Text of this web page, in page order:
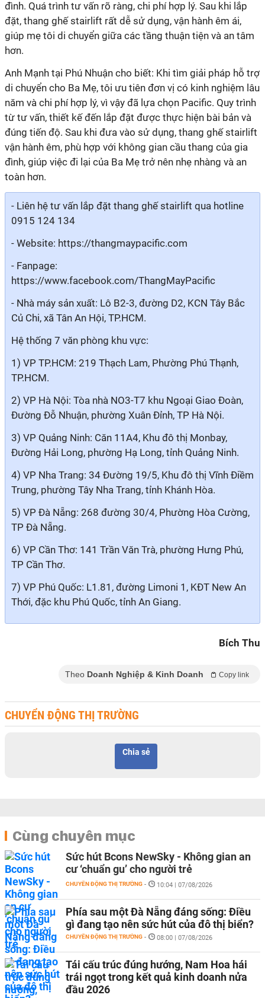
đình. Quá trình tư vấn rõ ràng, chi phí hợp lý. Sau khi lắp
đặt, thang ghế stairlift rất dễ sử dụng, vận hành êm ái,
giúp mẹ tôi di chuyển giữa các tầng thuận tiện và an tâm
hơn.
Anh Mạnh tại Phú Nhuận cho biết: Khi tìm giải pháp hỗ trợ
di chuyển cho Ba Mẹ, tôi ưu tiên đơn vị có kinh nghiệm lâu
năm và chi phí hợp lý, vì vậy đã lựa chọn Pacific. Quy trình
từ tư vấn, thiết kế đến lắp đặt được thực hiện bài bản và
đúng tiến độ. Sau khi đưa vào sử dụng, thang ghế stairlift
vận hành êm, phù hợp với không gian cầu thang của gia
đình, giúp việc đi lại của Ba Mẹ trở nên nhẹ nhàng và an
toàn hơn.
- Liên hệ tư vấn lắp đặt thang ghế stairlift qua hotline
0915 124 134
- Website: https://thangmaypacific.com
- Fanpage:
https://www.facebook.com/ThangMayPacific
- Nhà máy sản xuất: Lô B2-3, đường D2, KCN Tây Bắc
Củ Chi, xã Tân An Hội, TP.HCM.
Hệ thống 7 văn phòng khu vực:
1) VP TP.HCM: 219 Thạch Lam, Phường Phú Thạnh,
TP.HCM.
2) VP Hà Nội: Tòa nhà NO3-T7 khu Ngoại Giao Đoàn,
Đường Đỗ Nhuận, phường Xuân Đỉnh, TP Hà Nội.
3) VP Quảng Ninh: Căn 11A4, Khu đô thị Monbay,
Đường Hải Long, phường Hạ Long, tỉnh Quảng Ninh.
4) VP Nha Trang: 34 Đường 19/5, Khu đô thị Vĩnh Điềm
Trung, phường Tây Nha Trang, tỉnh Khánh Hòa.
5) VP Đà Nẵng: 268 đường 30/4, Phường Hòa Cường,
TP Đà Nẵng.
6) VP Cần Thơ: 141 Trần Văn Trà, phường Hưng Phú,
TP Cần Thơ.
7) VP Phú Quốc: L1.81, đường Limoni 1, KĐT New An
Thới, đặc khu Phú Quốc, tỉnh An Giang.
Bích Thu
Theo Doanh Nghiệp & Kinh Doanh Copy link
CHUYỂN ĐỘNG THỊ TRƯỜNG
Chia sẻ
Cùng chuyên mục
Sức hút Bcons NewSky - Không gian an
cư ‘chuẩn gu’ cho người trẻ
CHUYỂN ĐỘNG THỊ TRƯỜNG - 10:04 | 07/08/2026
Phía sau một Đà Nẵng đáng sống: Điều
gì đang tạo nên sức hút của đô thị biển?
CHUYỂN ĐỘNG THỊ TRƯỜNG - 08:00 | 07/08/2026
Tái cấu trúc đúng hướng, Nam Hoa hái
trái ngọt trong kết quả kinh doanh nửa
đầu 2026